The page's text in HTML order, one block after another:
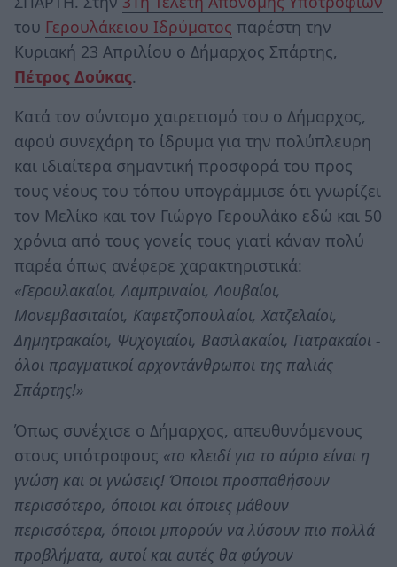
του Γερουλάκειου Ιδρύματος παρέστη την
Κυριακή 23 Απριλίου ο Δήμαρχος Σπάρτης,
Πέτρος Δούκας.
Κατά τον σύντομο χαιρετισμό του ο Δήμαρχος,
αφού συνεχάρη το ίδρυμα για την πολύπλευρη
και ιδιαίτερα σημαντική προσφορά του προς
τους νέους του τόπου υπογράμμισε ότι γνωρίζει
τον Μελίκο και τον Γιώργο Γερουλάκο εδώ και 50
χρόνια από τους γονείς τους γιατί κάναν πολύ
παρέα όπως ανέφερε χαρακτηριστικά:
«Γερουλακαίοι, Λαμπριναίοι, Λουβαίοι,
Μονεμβασιταίοι, Καφετζοπουλαίοι, Χατζελαίοι,
Δημητρακαίοι, Ψυχογιαίοι, Βασιλακαίοι, Γιατρακαίοι -
όλοι πραγματικοί αρχοντάνθρωποι της παλιάς
Σπάρτης!»
Όπως συνέχισε ο Δήμαρχος, απευθυνόμενους
στους υπότροφους «το κλειδί για το αύριο είναι η
γνώση και οι γνώσεις! Όποιοι προσπαθήσουν
περισσότερο, όποιοι και όποιες μάθουν
περισσότερα, όποιοι μπορούν να λύσουν πιο πολλά
προβλήματα, αυτοί και αυτές θα φύγουν